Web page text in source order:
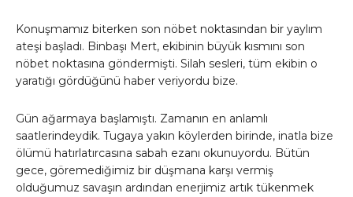
Konuşmamız biterken son nöbet noktasından bir yaylım
ateşi başladı. Binbaşı Mert, ekibinin büyük kısmını son
nöbet noktasına göndermişti. Silah sesleri, tüm ekibin o
yaratığı gördüğünü haber veriyordu bize.
Gün ağarmaya başlamıştı. Zamanın en anlamlı
saatlerindeydik. Tugaya yakın köylerden birinde, inatla bize
ölümü hatırlatırcasına sabah ezanı okunuyordu. Bütün
gece, göremediğimiz bir düşmana karşı vermiş
olduğumuz savaşın ardından enerjimiz artık tükenmek